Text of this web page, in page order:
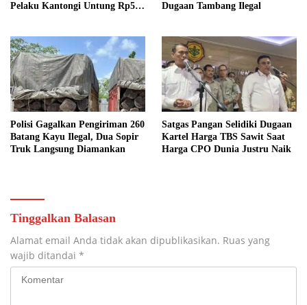
Pelaku Kantongi Untung Rp50
Dugaan Tambang Ilegal
Polisi Gagalkan Pengiriman 260
Batang Kayu Ilegal, Dua Sopir
Truk Langsung Diamankan
Satgas Pangan Selidiki Dugaan
Kartel Harga TBS Sawit Saat
Harga CPO Dunia Justru Naik
Tinggalkan Balasan
Alamat email Anda tidak akan dipublikasikan. Ruas yang
wajib ditandai *